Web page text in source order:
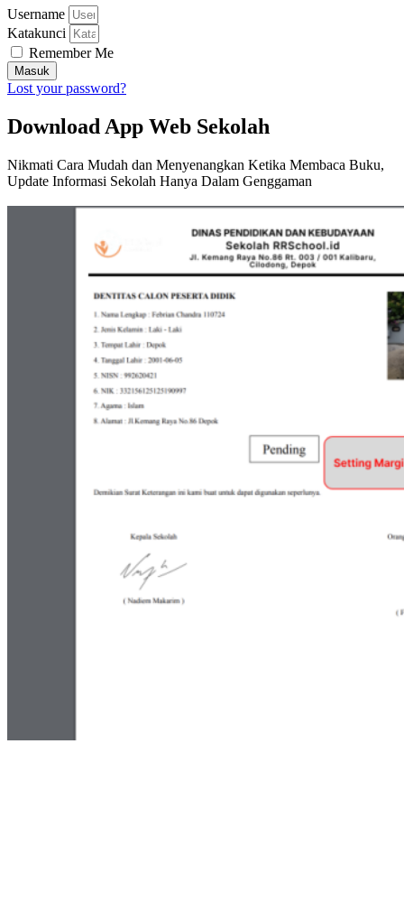
Username
Katakunci
Remember Me
Masuk
Lost your password?
Download App Web Sekolah
Nikmati Cara Mudah dan Menyenangkan Ketika Membaca Buku,
Update Informasi Sekolah Hanya Dalam Genggaman